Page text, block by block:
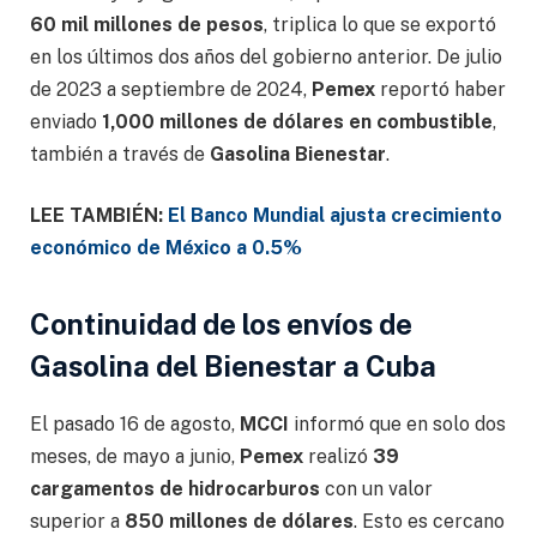
60 mil millones de pesos, triplica lo que se exportó
en los últimos dos años del gobierno anterior. De julio
de 2023 a septiembre de 2024, Pemex reportó haber
enviado 1,000 millones de dólares en combustible,
también a través de Gasolina Bienestar.
LEE TAMBIÉN: El Banco Mundial ajusta crecimiento
económico de México a 0.5%
Continuidad de los envíos de
Gasolina del Bienestar a Cuba
El pasado 16 de agosto, MCCI informó que en solo dos
meses, de mayo a junio, Pemex realizó 39
cargamentos de hidrocarburos con un valor
superior a 850 millones de dólares. Esto es cercano